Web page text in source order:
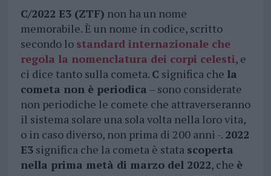
C/2022 E3 (ZTF) non ha un nome
memorabile. È un nome in codice, scritto
secondo lo standard internazionale che
regola la nomenclatura dei corpi celesti, e
ci dice tanto sulla cometa. C significa che la
cometa non è periodica – sono considerate
non periodiche le comete che attraverseranno
il sistema solare una sola volta nella loro vita,
o in caso diverso, non prima di 200 anni -. 2022
E3significa che la cometa è stata scoperta
nella prima metà di marzo del 2022, che è